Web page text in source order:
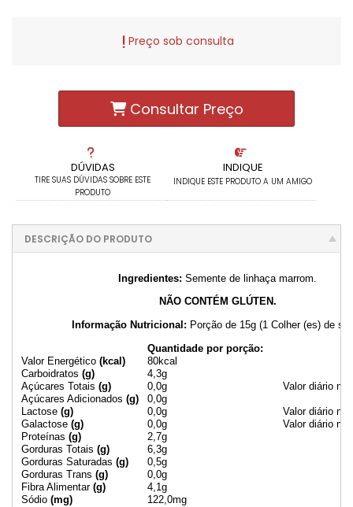
DÚVIDAS
TIRE SUAS DÚVIDAS SOBRE ESTE
PRODUTO
INDIQUE
INDIQUE ESTE PRODUTO A UM AMIGO
Preço sob consulta
Consultar Preço
DESCRIÇÃO DO PRODUTO
Ingredientes: Semente de linhaça marrom.
NÃO CONTÉM GLÚTEN.
Informação Nutricional: Porção de 15g (1 Colher (es) de
Quantidade por porção:
Valor Energético (kcal)
80kcal
Carboidratos (g)
4,3g
Açúcares Totais (g) 0,0g
Valor diário
Açúcares Adicionados (g)
0,0g
Lactose (g) 0,0g
Valor diário
Galactose (g) 0,0g
Valor diário
Proteínas (g)
2,7g
Gorduras Totais (g)
6,3g
Gorduras Saturadas (g)
0,5g
Gorduras Trans (g)
0,0g
Fibra Alimentar (g)
4,1g
Sódio (mg) 122,0mg